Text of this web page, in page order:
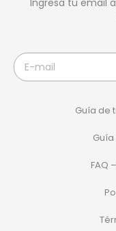
Ingresa tu email
Guía de
FAQ